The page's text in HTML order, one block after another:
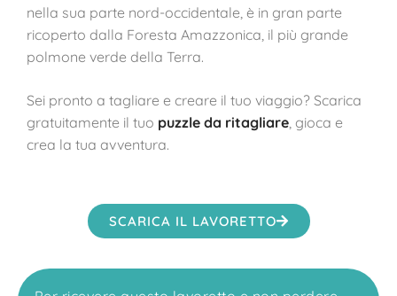
nella sua parte nord-occidentale, è in gran parte
ricoperto dalla Foresta Amazzonica, il più grande
polmone verde della Terra.
Sei pronto a tagliare e creare il tuo viaggio? Scarica
gratuitamente il tuo puzzle da ritagliare , gioca e
crea la tua avventura.
SCARICA IL LAVORETTO